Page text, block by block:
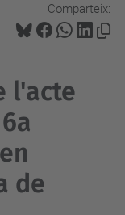
Comparteix:
l'acte
de